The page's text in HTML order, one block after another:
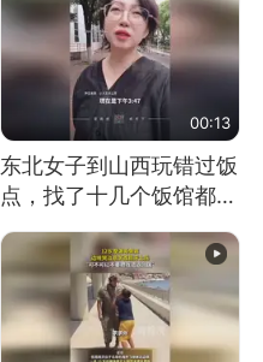
00:13
东北女子到山西玩错过饭
点，找了十几个饭馆都没